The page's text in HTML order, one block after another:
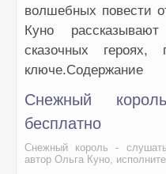
волшебных повести
Куно
сказочных героях,
ключе.Содержание
Снежный
бесплатно
Снежный король -
автор Ольга Куно,